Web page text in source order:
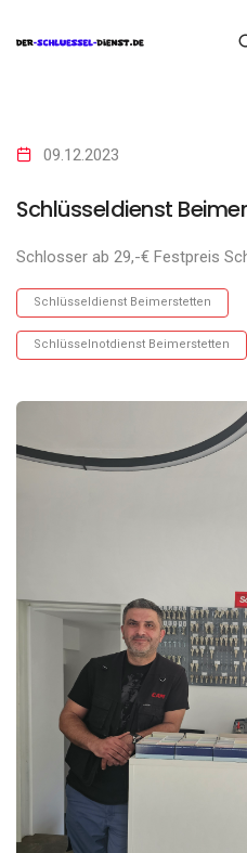
09.12.2023
Schlüsseldienst
Schlosser ab 29,-€ Festpreis
Schlüsseldienst Beimerstetten
Schlüsselnotdienst Beimerstetten